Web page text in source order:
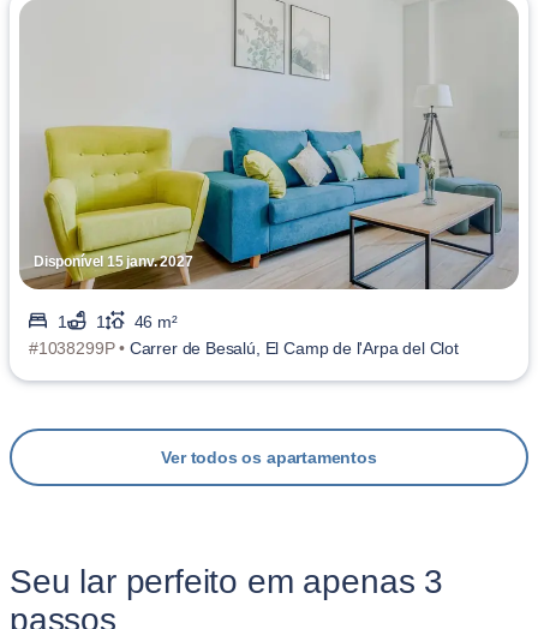
Disponível 15 janv. 2027
1 1
46 m²
#1038299P • Carrer de Besalú, El Camp de l'Arpa del Clot
Ver todos os apartamentos
Seu lar perfeito em apenas 3
passos